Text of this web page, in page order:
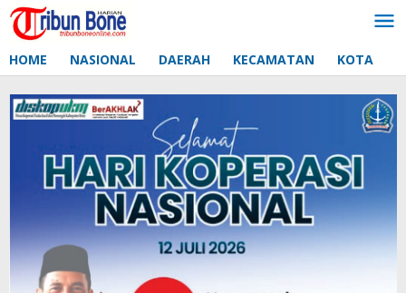
Lewati
ke
HOME NASIONAL DAERAH KECAMATAN KOTA